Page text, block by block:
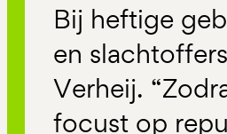
Bij heftige
en
Verheij.
focust op